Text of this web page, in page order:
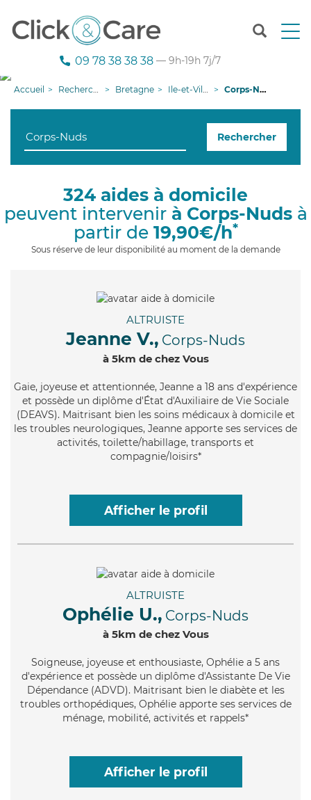
T
n
g
i
09 78 38 38 38 — 9h-19h 7j/7
Accueil Recherche aide à domicile Bretagne Ile-et-Vilaine Corps-Nuds
Rechercher
324 aides à domicile
peuvent intervenir à Corps-Nudsà
partir de 19,90€/h*
Sous réserve de leur disponibilité au moment de la demande
ALTRUISTE
Jeanne V., Corps-Nuds
à 5km de chez Vous
Gaie, joyeuse et attentionnée, Jeanne a 18 ans d'expérience
et possède un diplôme d'État d'Auxiliaire de Vie Sociale
(DEAVS). Maitrisant bien les soins médicaux à domicile et
les troubles neurologiques, Jeanne apporte ses services de
activités, toilette/habillage, transports et
compagnie/loisirs*
Afficher le profil
ALTRUISTE
Ophélie U., Corps-Nuds
à 5km de chez Vous
Soigneuse, joyeuse et enthousiaste, Ophélie a 5 ans
d'expérience et possède un diplôme d'Assistante De Vie
Dépendance (ADVD). Maitrisant bien le diabète et les
troubles orthopédiques, Ophélie apporte ses services de
ménage, mobilité, activités et rappels*
Afficher le profil